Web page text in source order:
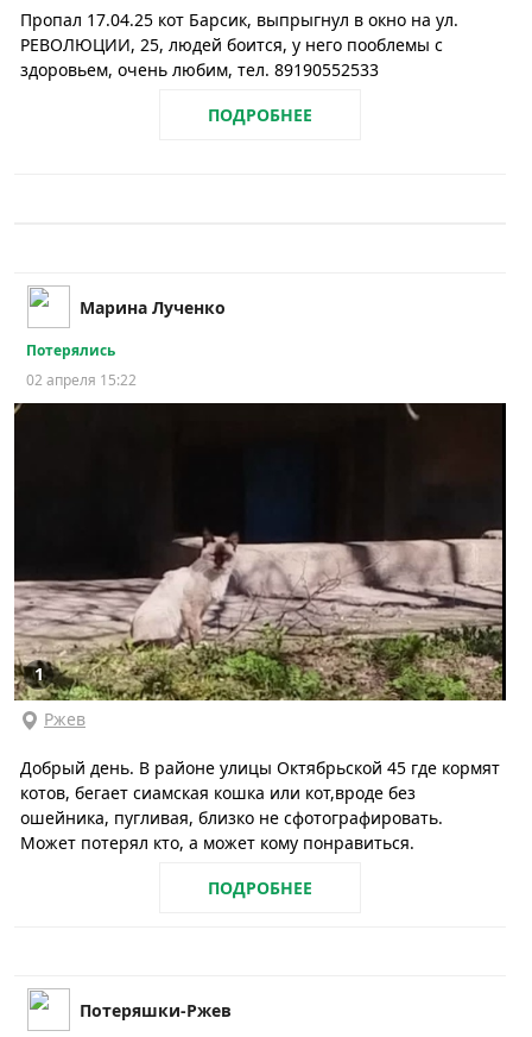
Пропал 17.04.25 кот Барсик, выпрыгнул в окно на ул.
РЕВОЛЮЦИИ, 25, людей боится, у него пооблемы с
здоровьем, очень любим, тел. 89190552533
ПОДРОБНЕЕ
Марина Лученко
Потерялись
02 апреля 15:22
1
Ржев
Добрый день. В районе улицы Октябрьской 45 где кормят
котов, бегает сиамская кошка или кот,вроде без
ошейника, пугливая, близко не сфотографировать.
Может потерял кто, а может кому понравиться.
ПОДРОБНЕЕ
Потеряшки-Ржев